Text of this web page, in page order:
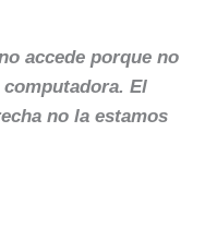
accede porque no
El
no la estamos